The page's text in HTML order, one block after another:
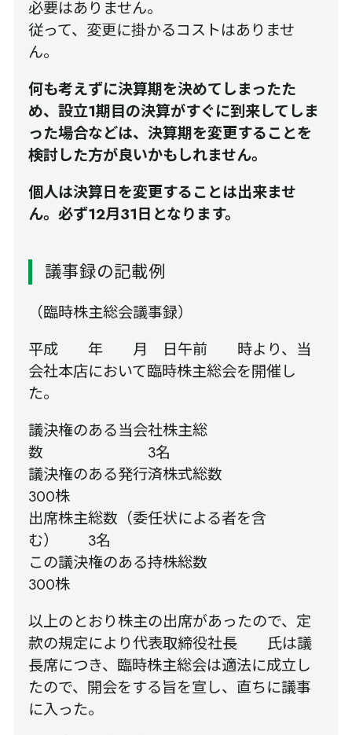
必要はありません。
従って、変更に掛かるコストはありませ
ん。
何も考えずに決算期を決めてしまったた
め、設立1期目の決算がすぐに到来してしま
った場合などは、決算期を変更することを
検討した方が良いかもしれません。
個人は決算日を変更することは出来ませ
ん。必ず12月31日となります。
議事録の記載例
（臨時株主総会議事録）
平成 年 月 日午前 時より、当
会社本店において臨時株主総会を開催し
た。
議決権のある当会社株主総
数 3名
議決権のある発行済株式総数
300株
出席株主総数（委任状による者を含
む） 3名
この議決権のある持株総数
300株
以上のとおり株主の出席があったので、定
款の規定により代表取締役社長 氏は議
長席につき、臨時株主総会は適法に成立し
たので、開会をする旨を宣し、直ちに議事
に入った。